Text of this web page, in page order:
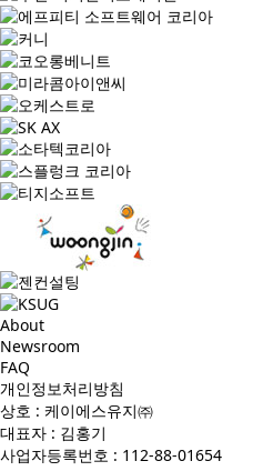
About
Newsroom
FAQ
개인정보처리방침
상호 : 케이에스유지㈜
대표자 : 김홍기
사업자등록번호 : 112-88-01654